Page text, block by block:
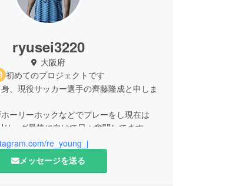
ryusei3220
大阪府
初めてのプロジェクトです
、現役サッカー選手の齊藤隆成と申しま
ーリーホックなどでプレーをし現在は
ーグ昇格に向けて日々奮闘してます。
て自分に自信を持てた経験を沢山のアス
てほしく
re_young_j
メッセージを送る